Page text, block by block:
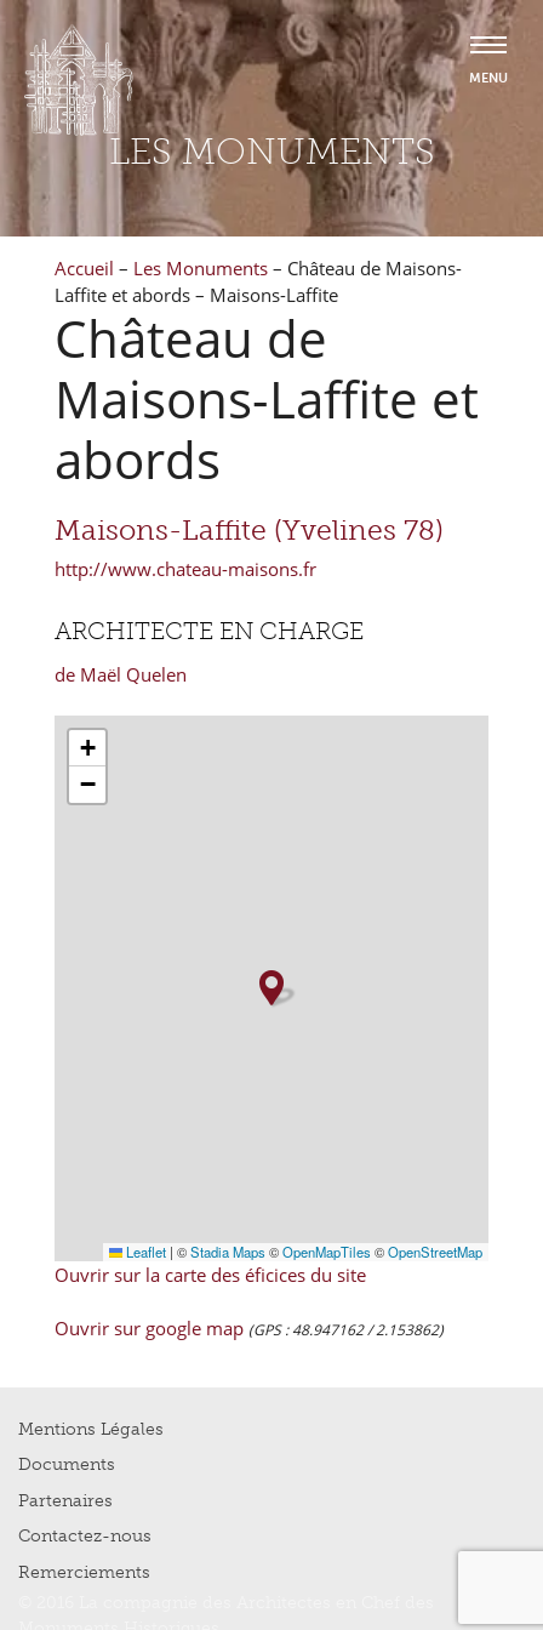
LES MONUMENTS
Accueil – Les Monuments – Château de Maisons-
Laffite et abords – Maisons-Laffite
Château de
Maisons-Laffite et
abords
Maisons-Laffite (Yvelines 78)
http://www.chateau-maisons.fr
ARCHITECTE EN CHARGE
de Maël Quelen
+
−
Leaflet | ©Stadia Maps ©OpenMapTiles ©OpenStreetMap
Ouvrir sur la carte des éficices du site
Ouvrir sur google map (GPS : 48.947162 / 2.153862)
Mentions Légales
Documents
Partenaires
Contactez-nous
Remerciements